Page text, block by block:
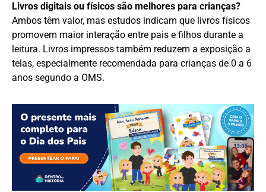
Livros digitais ou físicos são melhores para crianças?
Ambos têm valor, mas estudos indicam que livros físicos
promovem maior interação entre pais e filhos durante a
leitura. Livros impressos também reduzem a exposição a
telas, especialmente recomendada para crianças de 0 a 6
anos segundo a OMS.